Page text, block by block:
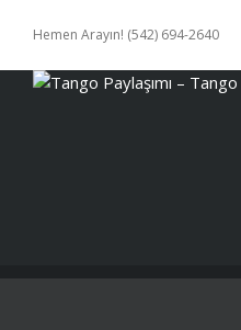
Hemen Arayın! (542) 694-2640